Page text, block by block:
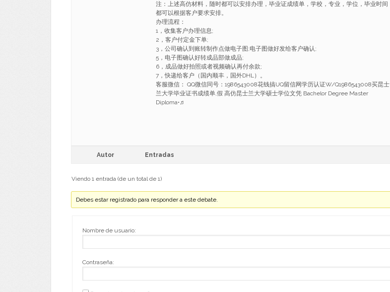
注：上述高仿材料，随时都可以安排办理，毕业证成绩单，学校，专业，学位，毕业时间
都可以根据客户要求安排。
办理流程：
1，收集客户办理信息;
2，客户付定金下单;
3，公司确认到账转制作点做电子图;电子图做好发给客户确认;
5，电子图确认好转成品部做成品;
6，成品做好拍照或者视频确认再付余款;
7，快递给客户（国内顺丰，国外DHL）。
客服微信： QQ微信同号：1986543008花钱搞UQ留信网学历认证W/Q1986543008买昆士
兰大学毕业证书成绩单,假 高仿昆士兰大学硕士学位文凭 Bachelor Degree Master
Diploma•♬
Autor Entradas
Viendo 1 entrada (de un total de 1)
Debes estar registrado para responder a este debate.
Nombre de usuario:
Contraseña: